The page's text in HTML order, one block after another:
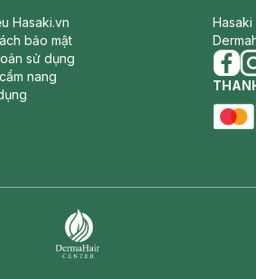
Hasaki.vn
bảo mật
sử dụng
nang
Hasaki